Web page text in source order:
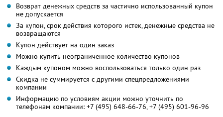
Возврат денежных средств за частично использованный купон
не допускается
За купон, срок действия которого истек, денежные средства не
возвращаются
Купон действует на один заказ
Можно купить неограниченное количество купонов
Каждым купоном можно воспользоваться только один раз
Скидка не суммируется с другими спецпредложениями
компании
Информацию по условиям акции можно уточнить по
телефонам компании: +7 (495) 648-66-76, +7 (495) 601-96-96